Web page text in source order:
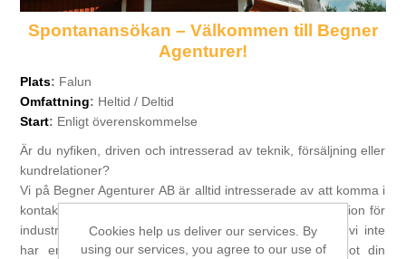
Processing of bars, tubes and profiles
Processing of plate, sheet and strip metal
Painting and coating systems
Spontanansökan – Välkommen till Begner
Agenturer!
Plats: Falun
Omfattning: Heltid / Deltid
Start: Enligt överenskommelse
Är du nyfiken, driven och intresserad av teknik, försäljning eller
kundrelationer?
Vi på Begner Agenturer AB är alltid intresserade av att komma i
kontakt med engagerade människor som delar vår passion för
industriella lösningar och teknisk innovation. Även om vi inte
har en specifik tjänst ute just nu, tar vi gärna emot din
Cookies help us deliver our services. By
using our services, you agree to our use of